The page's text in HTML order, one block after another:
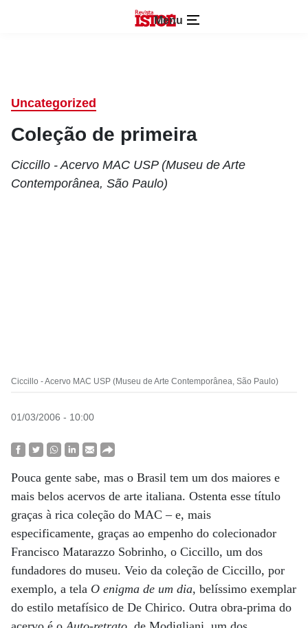
Menu
Uncategorized
Coleção de primeira
Ciccillo - Acervo MAC USP (Museu de Arte
Contemporânea, São Paulo)
Ciccillo - Acervo MAC USP (Museu de Arte Contemporânea, São Paulo)
01/03/2006 - 10:00
Pouca gente sabe, mas o Brasil tem um dos maiores e
mais belos acervos de arte italiana. Ostenta esse título
graças à rica coleção do MAC – e, mais
especificamente, graças ao empenho do colecionador
Francisco Matarazzo Sobrinho, o Ciccillo, um dos
fundadores do museu. Veio da coleção de Ciccillo, por
exemplo, a tela O enigma de um dia, belíssimo exemplar
do estilo metafísico de De Chirico. Outra obra-prima do